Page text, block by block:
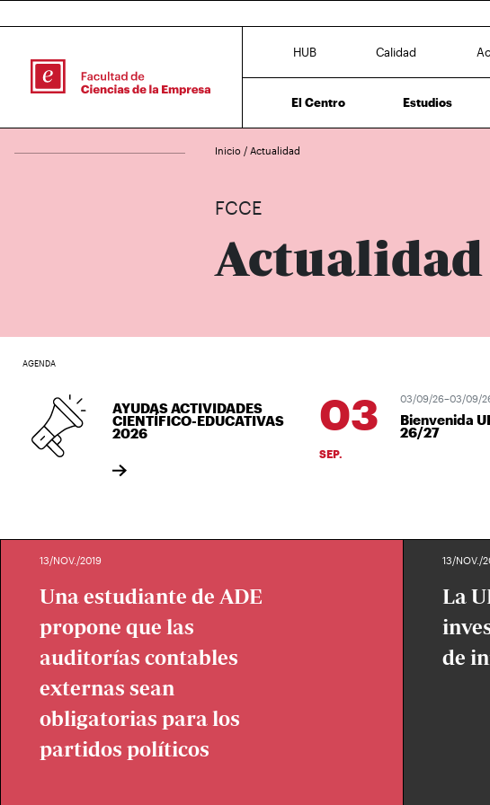
HUB Calidad
El Centro Estudios
Inicio / Actualidad
FCCE
Actualidad
AGENDA
AYUDAS ACTIVIDADES
CIENTÍFICO-EDUCATIVAS
2026 03
SEP.
03/09/26–03/09/26
Bienvenida
26/27
13/NOV./2019
Una estudiante de ADE
propone que las
auditorías contables
externas sean
obligatorias para los
partidos políticos
13/NOV./
La
de